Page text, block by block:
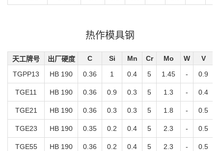
热作模具钢
天工牌号 出厂硬度 C Si Mn Cr Mo W
V
TGPP13
HB 190 0.36 1 0.4 5 1.45 - 0.9
TGE11 HB 190 0.36 0.9 0.3 5 1.3 - 0.4
TGE21 HB 190 0.36 0.3 0.3 5 1.8 - 0.5
TGE23 HB 190 0.35 0.2 0.4 5 2.3 - 0.5
TGE55 HB 190 0.36 0.2 0.4 5 2.3 - 0.5